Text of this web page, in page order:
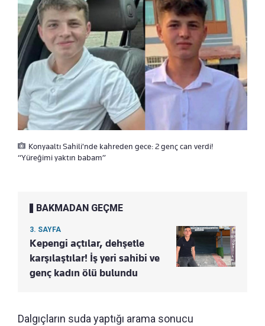
Konyaaltı Sahili'nde kahreden gece: 2 genç can verdi!
“Yüreğimi yaktın babam”
BAKMADAN GEÇME
3. SAYFA
Kepengi açtılar, dehşetle
karşılaştılar! İş yeri sahibi ve
genç kadın ölü bulundu
Dalgıçların suda yaptığı arama sonucu